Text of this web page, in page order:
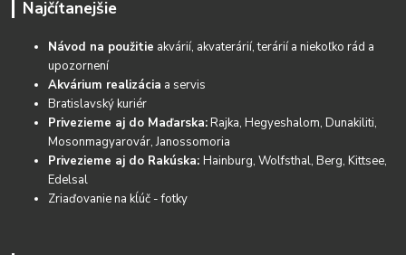
Najčítanejšie
Návod na použitie akvárií, akvaterárií, terárií a niekoľko rád a
upozornení
Akvárium realizácia a servis
Bratislavský kuriér
Privezieme aj do Maďarska:Rajka, Hegyeshalom, Dunakiliti,
Mosonmagyarovár, Janossomoria
Privezieme aj do Rakúska:Hainburg, Wolfsthal, Berg, Kittsee,
Edelsal
Zriaďovanie na kĺúč - fotky